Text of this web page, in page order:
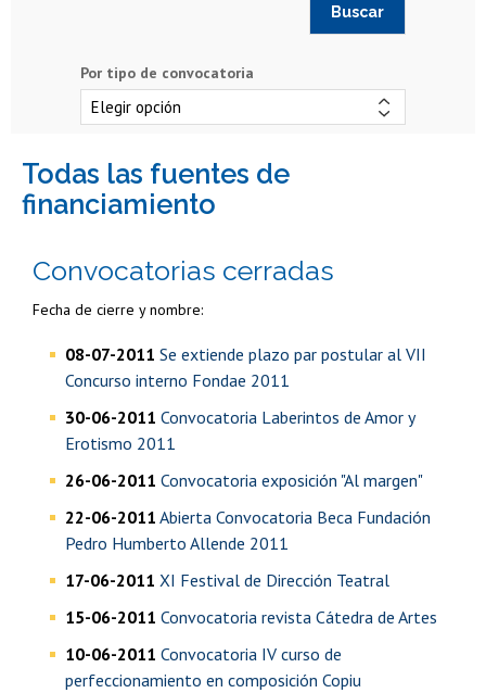
Por tipo de convocatoria
todas las fuentes de
financiamiento
Convocatorias cerradas
Fecha de cierre y nombre:
08-07-2011 Se extiende plazo par postular al VII
Concurso interno Fondae 2011
30-06-2011 Convocatoria Laberintos de Amor y
Erotismo 2011
26-06-2011 Convocatoria exposición "Al margen"
22-06-2011 Abierta Convocatoria Beca Fundación
Pedro Humberto Allende 2011
17-06-2011 XI Festival de Dirección Teatral
15-06-2011 Convocatoria revista Cátedra de Artes
10-06-2011 Convocatoria IV curso de
perfeccionamiento en composición Copiu